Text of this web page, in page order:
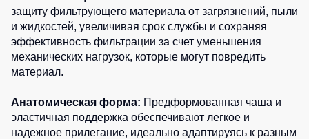
защиту фильтрующего материала от загрязнений, пыли
и жидкостей, увеличивая срок службы и сохраняя
эффективность фильтрации за счет уменьшения
механических нагрузок, которые могут повредить
материал.
Анатомическая форма: Предформованная чаша и
эластичная поддержка обеспечивают легкое и
надежное прилегание, идеально адаптируясь к разным